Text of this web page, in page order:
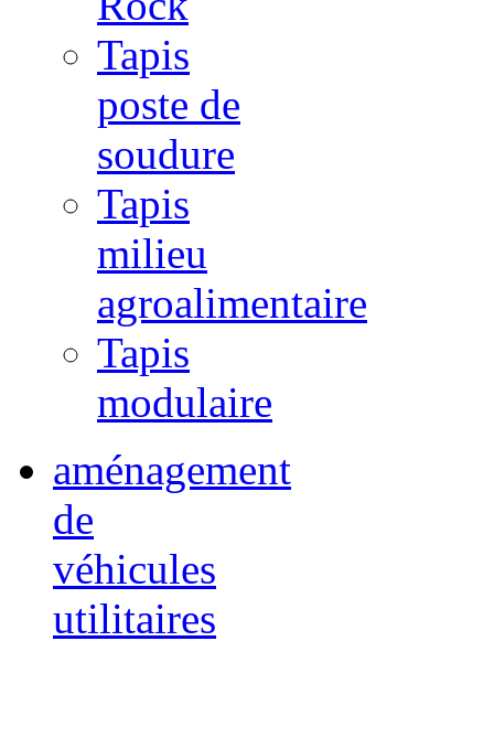
Tapis
poste de
soudure
Tapis
milieu
agroalimentaire
Tapis
modulaire
aménagement
de
véhicules
utilitaires